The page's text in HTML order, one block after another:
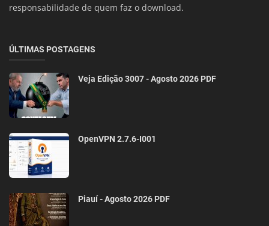
responsabilidade de quem faz o download.
ÚLTIMAS POSTAGENS
Veja Edição 3007 - Agosto 2026 PDF
OpenVPN 2.7.6-I001
Piauí - Agosto 2026 PDF